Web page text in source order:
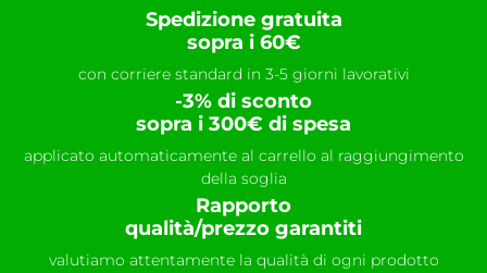
Spedizione gratuita
sopra i 60€
con corriere standard in 3-5 giorni lavorativi
-3% di sconto
sopra i 300€ di spesa
applicato automaticamente al carrello al raggiungimento
della soglia
Rapporto
qualità/prezzo garantiti
valutiamo attentamente la qualità di ogni prodotto